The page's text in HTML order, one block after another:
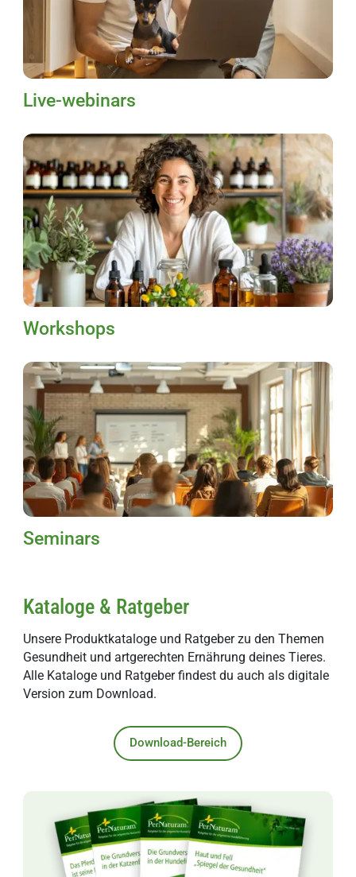
Live-webinars
Workshops
Seminars
Kataloge & Ratgeber
Unsere Produktkataloge und Ratgeber zu den Themen
Gesundheit und artgerechten Ernährung deines Tieres.
Alle Kataloge und Ratgeber findest du auch als digitale
Version zum Download.
Download-Bereich